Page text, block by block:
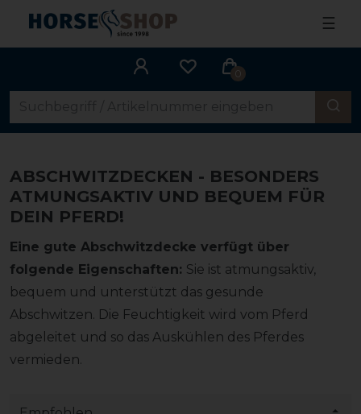
☰
0
ABSCHWITZDECKEN - BESONDERS
ATMUNGSAKTIV UND BEQUEM FÜR
DEIN PFERD!
Eine gute Abschwitzdecke verfügt über
folgende Eigenschaften: Sie ist atmungsaktiv,
bequem und unterstützt das gesunde
Abschwitzen. Die Feuchtigkeit wird vom Pferd
abgeleitet und so das Auskühlen des Pferdes
vermieden.